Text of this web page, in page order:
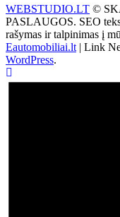
WEBSTUDIO.LT ©
PASLAUGOS. SEO
rašymas ir talpinimas į
Eautomobiliai.lt | Link
WordPress.